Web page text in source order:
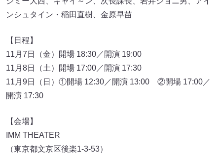
ンシュタイン・稲田直樹、金原早苗
【日程】
11月7日（金）開場 18:30／開演 19:00
11月8日（土）開場 17:00／開演 17:30
11月9日（日）①開場 12:30／開演 13:00 ②開場 17:00／
開演 17:30
【会場】
IMM THEATER
（東京都文京区後楽1-3-53）